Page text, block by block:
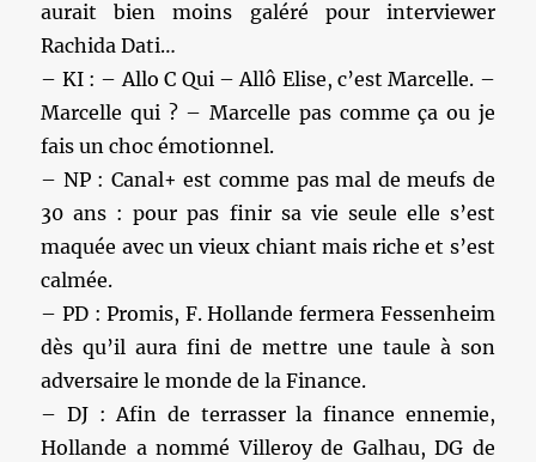
aurait bien moins galéré pour interviewer
Rachida Dati…
– KI : – Allo C Qui – Allô Elise, c’est Marcelle. –
Marcelle qui ? – Marcelle pas comme ça ou je
fais un choc émotionnel.
– NP : Canal+ est comme pas mal de meufs de
30 ans : pour pas finir sa vie seule elle s’est
maquée avec un vieux chiant mais riche et s’est
calmée.
– PD : Promis, F. Hollande fermera Fessenheim
dès qu’il aura fini de mettre une taule à son
adversaire le monde de la Finance.
– DJ : Afin de terrasser la finance ennemie,
Hollande a nommé Villeroy de Galhau, DG de